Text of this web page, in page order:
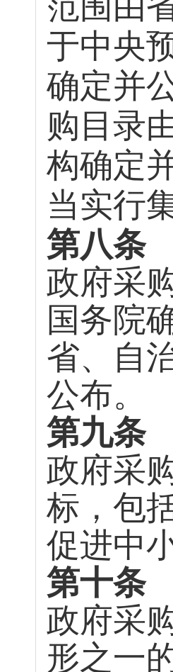
于中央
确定并
购目录
构确定
当实行
第八条
政府采
国务院
省、自
公布。
第九条
政府采
标，包
促进中
第十条
政府采
形之一